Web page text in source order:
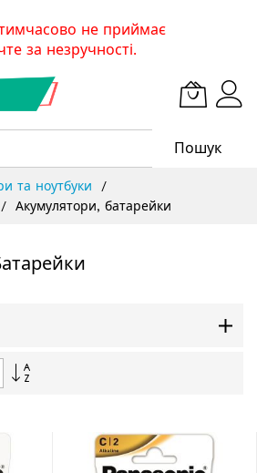
не приймає
за незручності.
Пошук
та ноутбуки
Акумулятори, батарейки
Сортувати